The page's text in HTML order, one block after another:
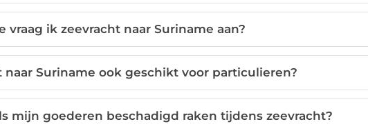
vraag ik zeevracht naar Suriname aan?
naar Suriname ook geschikt voor particulieren?
mijn goederen beschadigd raken tijdens zeevracht?